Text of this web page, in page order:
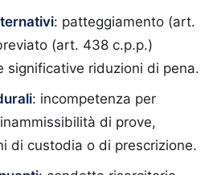
: patteggiamento (art.
(art. 438 c.p.p.)
significative riduzioni di pena.
: incompetenza per
di prove,
di custodia o di prescrizione.